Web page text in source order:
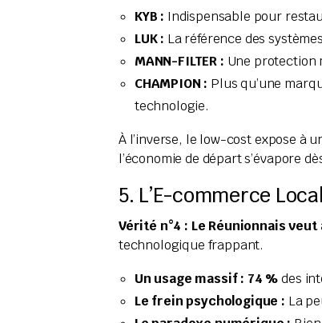
KYB : Indispensable pour
LUK : La référence des
MANN-FILTER : Une protection
CHAMPION : Plus qu’une
technologie.
À l’inverse, le low-cost expose à
l’économie de départ s’évapore
5. L’E-commerce
Vérité n°4 : Le Réunionnais
technologique frappant.
Un usage massif : 74 %des
Le frein psychologique : La